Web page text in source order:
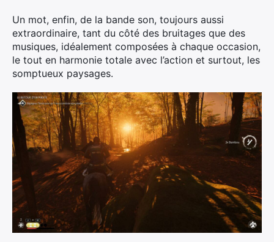
Un mot, enfin, de la bande son, toujours aussi
extraordinaire, tant du côté des bruitages que des
musiques, idéalement composées à chaque occasion,
le tout en harmonie totale avec l’action et surtout, les
somptueux paysages.
×
Rechercher
: